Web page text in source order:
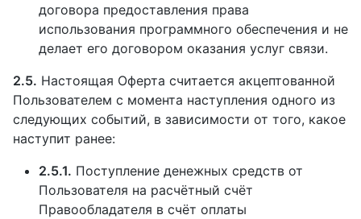
договора предоставления права
использования программного обеспечения и не
делает его договором оказания услуг связи.
2.5. Настоящая Оферта считается акцептованной
Пользователем с момента наступления одного из
следующих событий, в зависимости от того, какое
наступит ранее:
2.5.1. Поступление денежных средств от
Пользователя на расчётный счёт
Правообладателя в счёт оплаты